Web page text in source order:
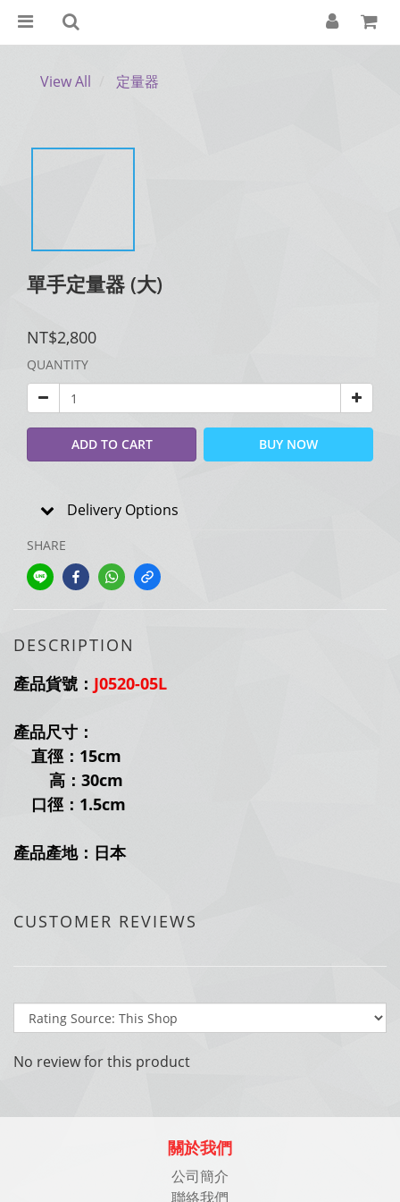
View All 定量器
單手定量器 (大)
NT$2,800
QUANTITY
ADD TO CART BUY NOW
Delivery Options
SHARE
DESCRIPTION
產品貨號： J0520-05L
產品尺寸：
直徑：15cm
高：30cm
口徑：1.5cm
產品產地：日本
CUSTOMER REVIEWS
No review for this product
關於我們
公司簡介
聯絡我們